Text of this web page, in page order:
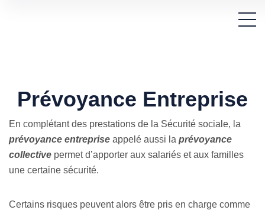
Prévoyance Entreprise
En complétant des prestations de la Sécurité sociale, la
prévoyance entreprise appelé aussi la prévoyance
collective permet d’apporter aux salariés et aux familles
une certaine sécurité.
Certains risques peuvent alors être pris en charge comme